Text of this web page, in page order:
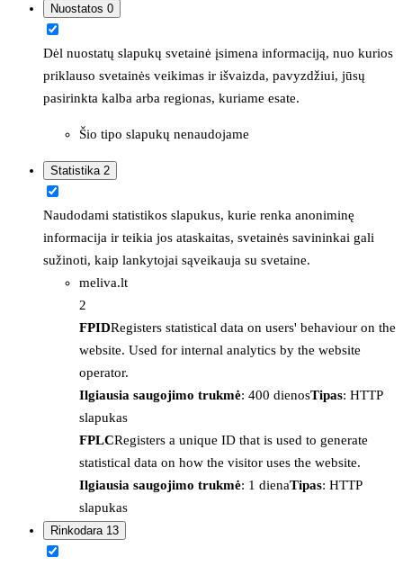
Nuostatos 0
Dėl nuostatų slapukų svetainė įsimena informaciją, nuo kurios
priklauso svetainės veikimas ir išvaizda, pavyzdžiui, jūsų
pasirinkta kalba arba regionas, kuriame esate.
Šio tipo slapukų nenaudojame
Statistika 2
Naudodami statistikos slapukus, kurie renka anoniminę
informacija ir teikia jos ataskaitas, svetainės savininkai gali
sužinoti, kaip lankytojai sąveikauja su svetaine.
meliva.lt
2
FPIDRegisters statistical data on users' behaviour on the
website. Used for internal analytics by the website
operator.
Ilgiausia saugojimo trukmė: 400 dienosTipas: HTTP
slapukas
FPLCRegisters a unique ID that is used to generate
statistical data on how the visitor uses the website.
Ilgiausia saugojimo trukmė: 1 dienaTipas: HTTP
slapukas
Rinkodara 13